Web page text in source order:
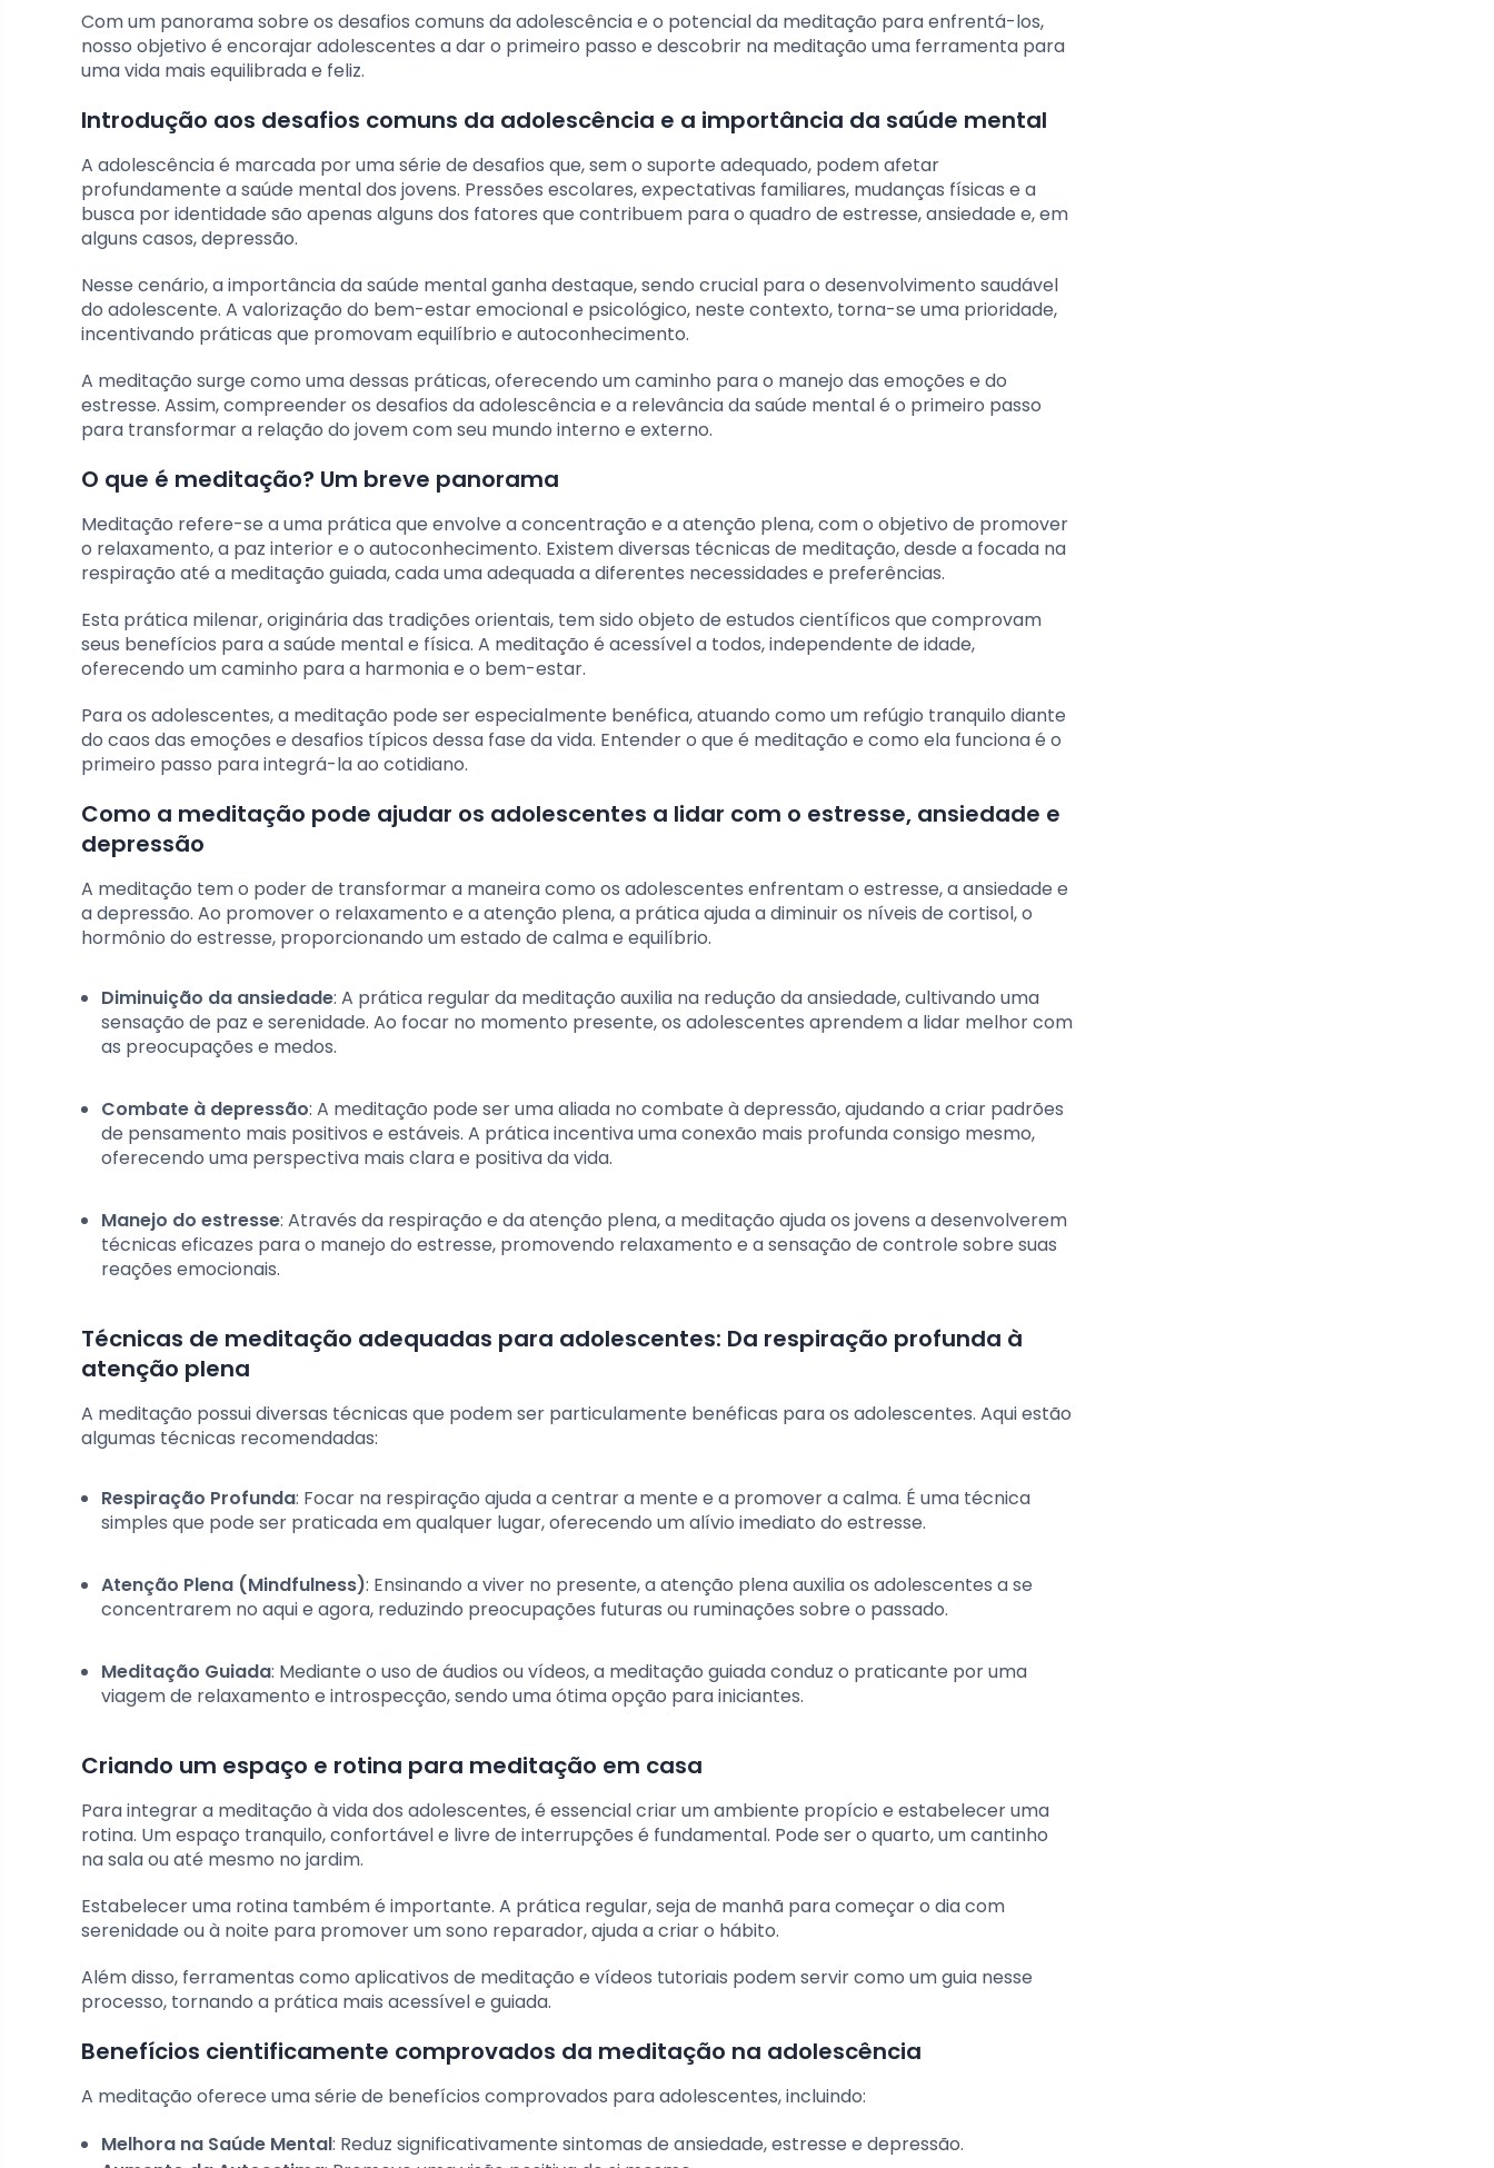
Com um panorama sobre os desafios comuns da adolescência e o potencial da meditação para enfrentá-los,
nosso objetivo é encorajar adolescentes a dar o primeiro passo e descobrir na meditação uma ferramenta para
uma vida mais equilibrada e feliz.
Introdução aos desafios comuns da adolescência e a importância da saúde mental
A adolescência é marcada por uma série de desafios que, sem o suporte adequado, podem afetar
profundamente a saúde mental dos jovens. Pressões escolares, expectativas familiares, mudanças físicas e a
busca por identidade são apenas alguns dos fatores que contribuem para o quadro de estresse, ansiedade e, em
alguns casos, depressão.
Nesse cenário, a importância da saúde mental ganha destaque, sendo crucial para o desenvolvimento saudável
do adolescente. A valorização do bem-estar emocional e psicológico, neste contexto, torna-se uma prioridade,
incentivando práticas que promovam equilíbrio e autoconhecimento.
A meditação surge como uma dessas práticas, oferecendo um caminho para o manejo das emoções e do
estresse. Assim, compreender os desafios da adolescência e a relevância da saúde mental é o primeiro passo
para transformar a relação do jovem com seu mundo interno e externo.
O que é meditação? Um breve panorama
Meditação refere-se a uma prática que envolve a concentração e a atenção plena, com o objetivo de promover
o relaxamento, a paz interior e o autoconhecimento. Existem diversas técnicas de meditação, desde a focada na
respiração até a meditação guiada, cada uma adequada a diferentes necessidades e preferências.
Esta prática milenar, originária das tradições orientais, tem sido objeto de estudos científicos que comprovam
seus benefícios para a saúde mental e física. A meditação é acessível a todos, independente de idade,
oferecendo um caminho para a harmonia e o bem-estar.
Para os adolescentes, a meditação pode ser especialmente benéfica, atuando como um refúgio tranquilo diante
do caos das emoções e desafios típicos dessa fase da vida. Entender o que é meditação e como ela funciona é o
primeiro passo para integrá-la ao cotidiano.
Como a meditação pode ajudar os adolescentes a lidar com o estresse, ansiedade e
depressão
A meditação tem o poder de transformar a maneira como os adolescentes enfrentam o estresse, a ansiedade e
a depressão. Ao promover o relaxamento e a atenção plena, a prática ajuda a diminuir os níveis de cortisol, o
hormônio do estresse, proporcionando um estado de calma e equilíbrio.
Diminuição da ansiedade: A prática regular da meditação auxilia na redução da ansiedade, cultivando uma
sensação de paz e serenidade. Ao focar no momento presente, os adolescentes aprendem a lidar melhor com
as preocupações e medos.
Combate à depressão: A meditação pode ser uma aliada no combate à depressão, ajudando a criar padrões
de pensamento mais positivos e estáveis. A prática incentiva uma conexão mais profunda consigo mesmo,
oferecendo uma perspectiva mais clara e positiva da vida.
Manejo do estresse: Através da respiração e da atenção plena, a meditação ajuda os jovens a desenvolverem
técnicas eficazes para o manejo do estresse, promovendo relaxamento e a sensação de controle sobre suas
reações emocionais.
Técnicas de meditação adequadas para adolescentes: Da respiração profunda à
atenção plena
A meditação possui diversas técnicas que podem ser particulamente benéficas para os adolescentes. Aqui estão
algumas técnicas recomendadas:
Respiração Profunda: Focar na respiração ajuda a centrar a mente e a promover a calma. É uma técnica
simples que pode ser praticada em qualquer lugar, oferecendo um alívio imediato do estresse.
Atenção Plena (Mindfulness): Ensinando a viver no presente, a atenção plena auxilia os adolescentes a se
concentrarem no aqui e agora, reduzindo preocupações futuras ou ruminações sobre o passado.
Meditação Guiada: Mediante o uso de áudios ou vídeos, a meditação guiada conduz o praticante por uma
viagem de relaxamento e introspecção, sendo uma ótima opção para iniciantes.
Criando um espaço e rotina para meditação em casa
Para integrar a meditação à vida dos adolescentes, é essencial criar um ambiente propício e estabelecer uma
rotina. Um espaço tranquilo, confortável e livre de interrupções é fundamental. Pode ser o quarto, um cantinho
na sala ou até mesmo no jardim.
Estabelecer uma rotina também é importante. A prática regular, seja de manhã para começar o dia com
serenidade ou à noite para promover um sono reparador, ajuda a criar o hábito.
Além disso, ferramentas como aplicativos de meditação e vídeos tutoriais podem servir como um guia nesse
processo, tornando a prática mais acessível e guiada.
Benefícios cientificamente comprovados da meditação na adolescência
A meditação oferece uma série de benefícios comprovados para adolescentes, incluindo:
Melhora na Saúde Mental: Reduz significativamente sintomas de ansiedade, estresse e depressão.